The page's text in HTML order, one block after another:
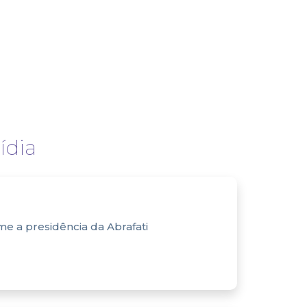
a presidência da Abrafati